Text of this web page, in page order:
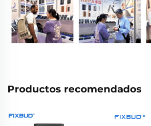
Productos recomendados